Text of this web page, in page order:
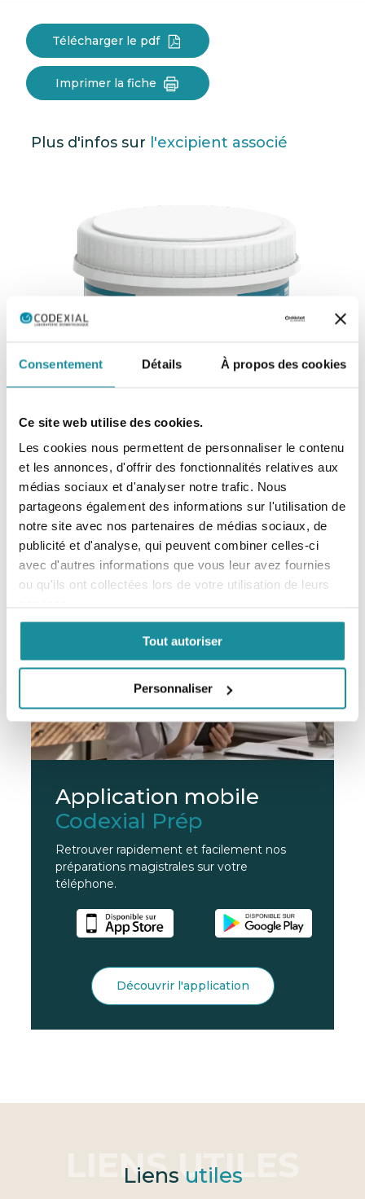
Consentement Détails À propos des cookies
Ce site web utilise des cookies.
Les cookies nous permettent de personnaliser le contenu
et les annonces, d'offrir des fonctionnalités relatives aux
médias sociaux et d'analyser notre trafic. Nous
partageons également des informations sur l'utilisation de
notre site avec nos partenaires de médias sociaux, de
publicité et d'analyse, qui peuvent combiner celles-ci
avec d'autres informations que vous leur avez fournies
ou qu'ils ont collectées lors de votre utilisation de leurs
Tout autoriser
Personnaliser
Télécharger le pdf
Imprimer la fiche
Plus d'infos sur l'excipient associé
Codexial Crème Émolliente
EXCIPIENT DERMATOLOGIQUE
En savoir plus
Application mobile
Codexial Prép
Retrouver rapidement et facilement nos
préparations magistrales sur votre
téléphone.
Découvrir l'application
Liens utiles